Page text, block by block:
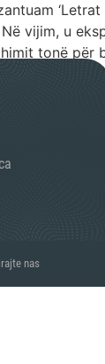
vijim, u
tonë për
për të
nas